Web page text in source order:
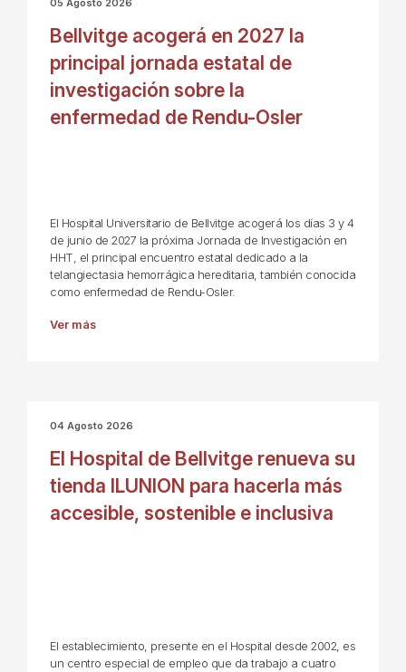
Bellvitge acogerá en 2027 la
principal jornada estatal de
investigación sobre la
enfermedad de Rendu-Osler
El Hospital Universitario de Bellvitge acogerá los días 3 y 4
de junio de 2027 la próxima Jornada de Investigación en
HHT, el principal encuentro estatal dedicado a la
telangiectasia hemorrágica hereditaria, también conocida
como enfermedad de Rendu-Osler.
Ver más
04 Agosto 2026
El Hospital de Bellvitge renueva su
tienda ILUNION para hacerla más
accesible, sostenible e inclusiva
El establecimiento, presente en el Hospital desde 2002, es
un centro especial de empleo que da trabajo a cuatro